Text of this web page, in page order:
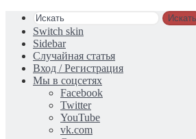
Искать
Switch skin
Sidebar
Случайная статья
Вход / Регистрация
Мы в соцсетях
Facebook
Twitter
YouTube
vk.com